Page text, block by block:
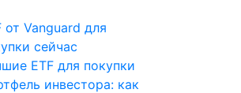
от Vanguard для
сейчас
ETF для покупки
инвестора: как